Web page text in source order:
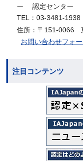
ー 認定センター
TEL：03-3481-
住所：〒151-0066
お問い合わせフォ
注目コンテンツ